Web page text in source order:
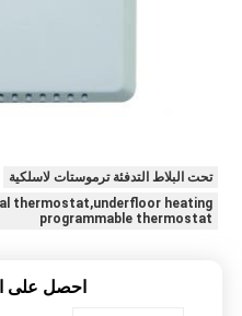
تحت البلاط التدفئة ترموستات لاسلكية
thermostat,underfloor heating
programmable thermostat
احصل على